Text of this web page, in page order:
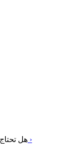
هل تعرف على طريقة العمل ›